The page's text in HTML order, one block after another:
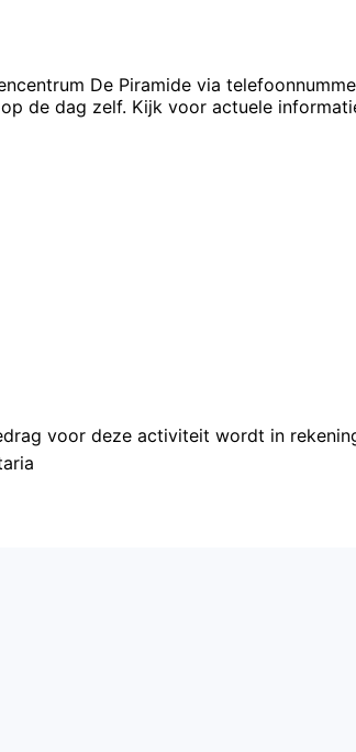
De Piramide via
de dag zelf. Kijk voor actuele
voor deze activiteit wordt in